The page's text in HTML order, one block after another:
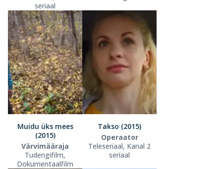
seriaal
Muidu üks mees
(2015)
Värvimääraja
Tudengifilm,
Dokumentaalfilm
Takso (2015)
Operaator
Teleseriaal, Kanal 2
seriaal